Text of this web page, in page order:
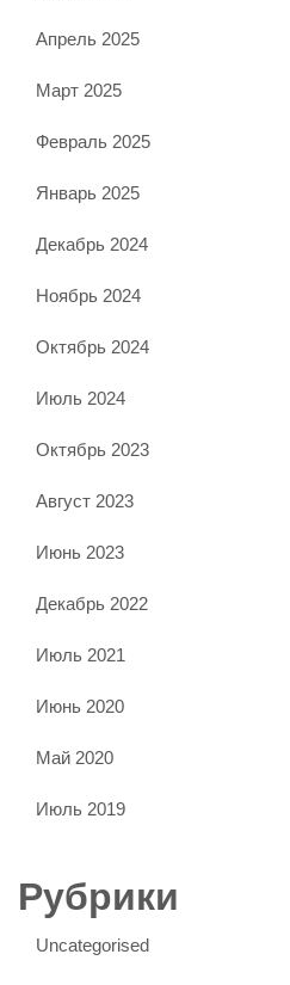
Апрель 2025
Март 2025
Февраль 2025
Январь 2025
Декабрь 2024
Ноябрь 2024
Октябрь 2024
Июль 2024
Октябрь 2023
Август 2023
Июнь 2023
Декабрь 2022
Июль 2021
Июнь 2020
Май 2020
Июль 2019
Рубрики
Uncategorised